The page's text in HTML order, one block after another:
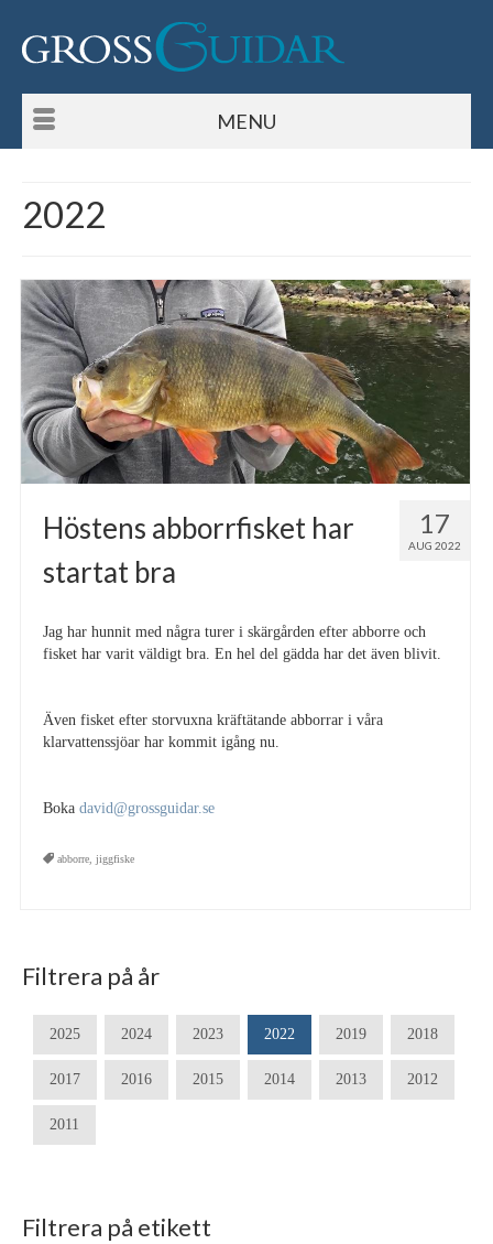
MENU
2022
17
AUG 2022
Höstens abborrfisket har
startat bra
Jag har hunnit med några turer i skärgården efter abborre och
fisket har varit väldigt bra. En hel del gädda har det även blivit.
Även fisket efter storvuxna kräftätande abborrar i våra
klarvattenssjöar har kommit igång nu.
Boka david@grossguidar.se
abborre, jiggfiske
Filtrera på år
2025 2024 2023 2022 2019 2018
2017 2016 2015 2014 2013 2012
2011
Filtrera på etikett